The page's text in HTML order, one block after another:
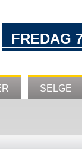
FREDAG
SELGE